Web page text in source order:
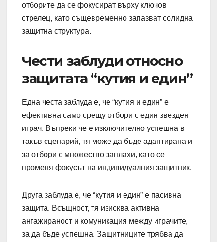
отборите да се фокусират върху ключов
стрелец, като същевременно запазват солидна
защитна структура.
Чести заблуди относно
защитата “кутия и един”
Една честа заблуда е, че “кутия и един” е
ефективна само срещу отбори с един звезден
играч. Въпреки че е изключително успешна в
такъв сценарий, тя може да бъде адаптирана и
за отбори с множество заплахи, като се
променя фокусът на индивидуалния защитник.
Друга заблуда е, че “кутия и един” е пасивна
защита. Всъщност, тя изисква активна
ангажираност и комуникация между играчите,
за да бъде успешна. Защитниците трябва да